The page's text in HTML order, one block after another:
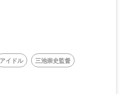
アイドル 三池崇史監督